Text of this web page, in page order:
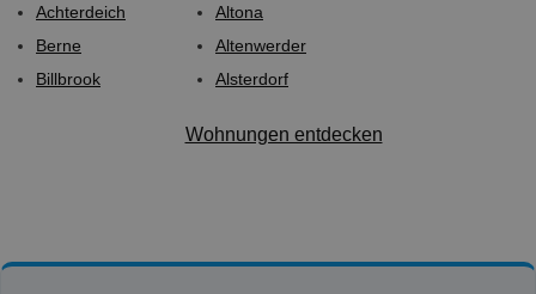
Achterdeich
Berne
Billbrook
Altona
Altenwerder
Alsterdorf
Wohnungen entdecken